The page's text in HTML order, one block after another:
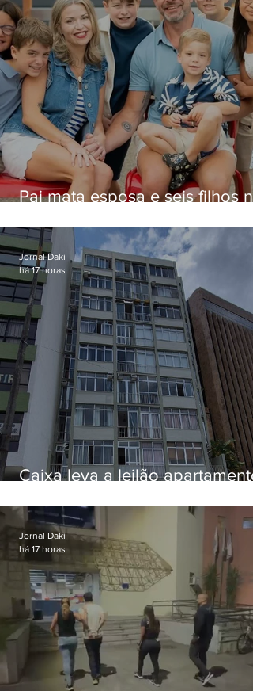
Pai mata esposa e seis filhos
Caixa leva a leilão apartamento
Botafogo
Jornal Daki
há 17 horas
Jornal Daki
há 17 horas